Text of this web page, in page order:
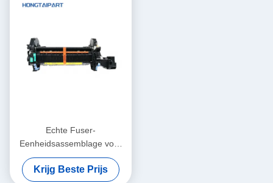
Echte Fuser-
Eenheidsassemblage voor
de Uitrusting 110V/220V
CE246A CE247A CC493-
Krijg Beste Prijs